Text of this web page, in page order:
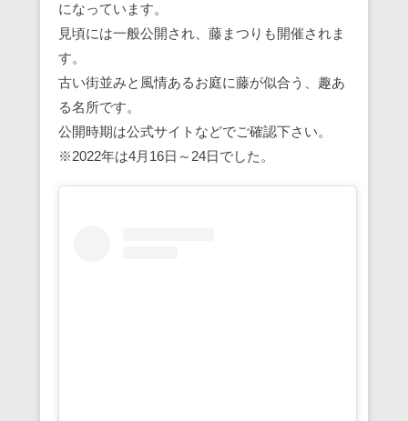
になっています。
見頃には一般公開され、藤まつりも開催されま
す。
古い街並みと風情あるお庭に藤が似合う、趣あ
る名所です。
公開時期は公式サイトなどでご確認下さい。
※2022年は4月16日～24日でした。